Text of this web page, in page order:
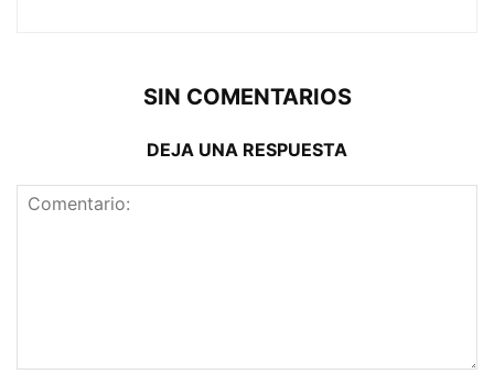
SIN COMENTARIOS
DEJA UNA RESPUESTA